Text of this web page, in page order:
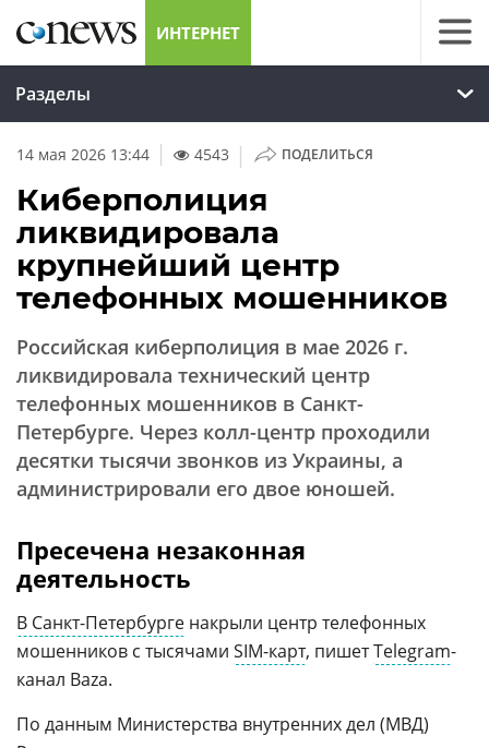
ИНТЕРНЕТ
Разделы
14 мая 2026 13:44 4543 | ПОДЕЛИТЬСЯ
Киберполиция
ликвидировала
крупнейший центр
телефонных мошенников
Российская киберполиция в мае 2026 г.
ликвидировала технический центр
телефонных мошенников в Санкт-
Петербурге. Через колл-центр проходили
десятки тысячи звонков из Украины, а
администрировали его двое юношей.
Пресечена незаконная
деятельность
В Санкт-Петербурге накрыли центр телефонных
мошенников с тысячами SIM-карт, пишетTelegram-
канал Baza.
По данным Министерства внутренних дел (МВД)